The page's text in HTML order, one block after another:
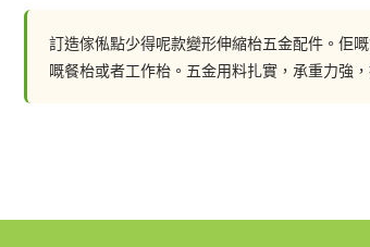
拼湊在一起。拼湊式枱面板的好處是伸縮枱的
設計師談談。
訂造傢俬點少得呢款變形伸縮枱五金配件。佢
嘅餐枱或者工作枱。五金用料扎實，承重力強